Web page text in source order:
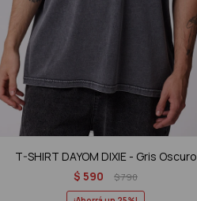
T-SHIRT DAYOM DIXIE - Gris Oscuro
$ 590 $790